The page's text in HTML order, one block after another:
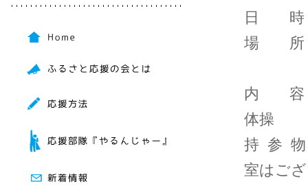
日 時
場 所
内 容
体操
持 参 物
室はご